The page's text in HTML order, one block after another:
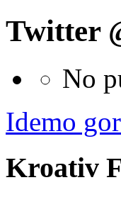
Twitter
No
Idemo
Kroativ